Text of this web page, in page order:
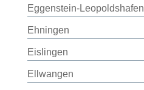
Eggenstein-Leopoldshafen
Ehningen
Eislingen
Ellwangen